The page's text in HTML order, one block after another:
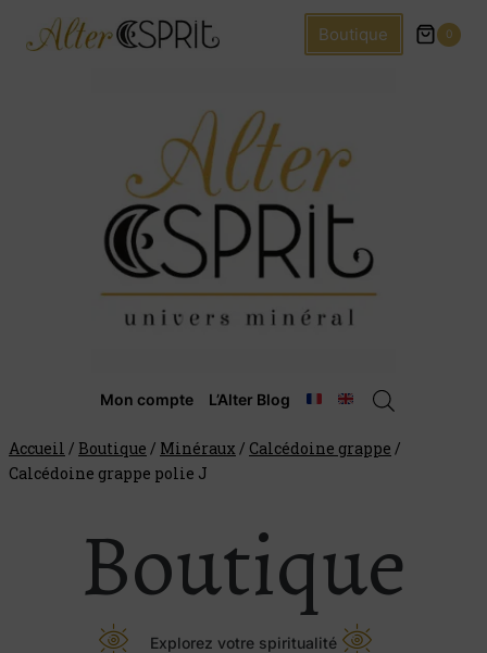
Boutique 0
Mon compte L’Alter Blog
Accueil / Boutique / Minéraux / Calcédoine grappe /
Calcédoine grappe polie J
Boutique
Explorez votre spiritualité